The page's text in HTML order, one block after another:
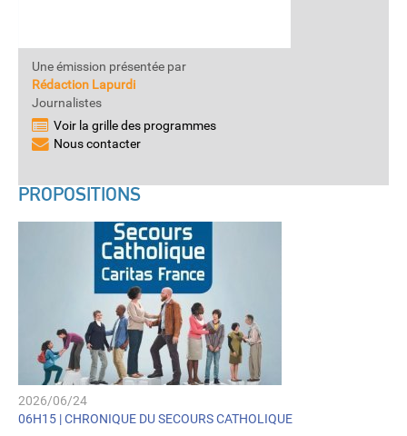
Une émission présentée par
Rédaction Lapurdi
Journalistes
Voir la grille des programmes
Nous contacter
PROPOSITIONS
2026/06/24
06H15 |CHRONIQUE DU SECOURS CATHOLIQUE